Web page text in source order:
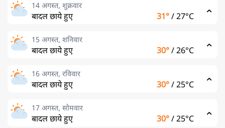
14 अगस्त, शुक्रवार
बादल छाये हुए 31°/27°C
15 अगस्त, शनिवार
बादल छाये हुए 30°/26°C
16 अगस्त, रविवार
बादल छाये हुए 30°/25°C
17 अगस्त, सोमवार
बादल छाये हुए 30°/25°C